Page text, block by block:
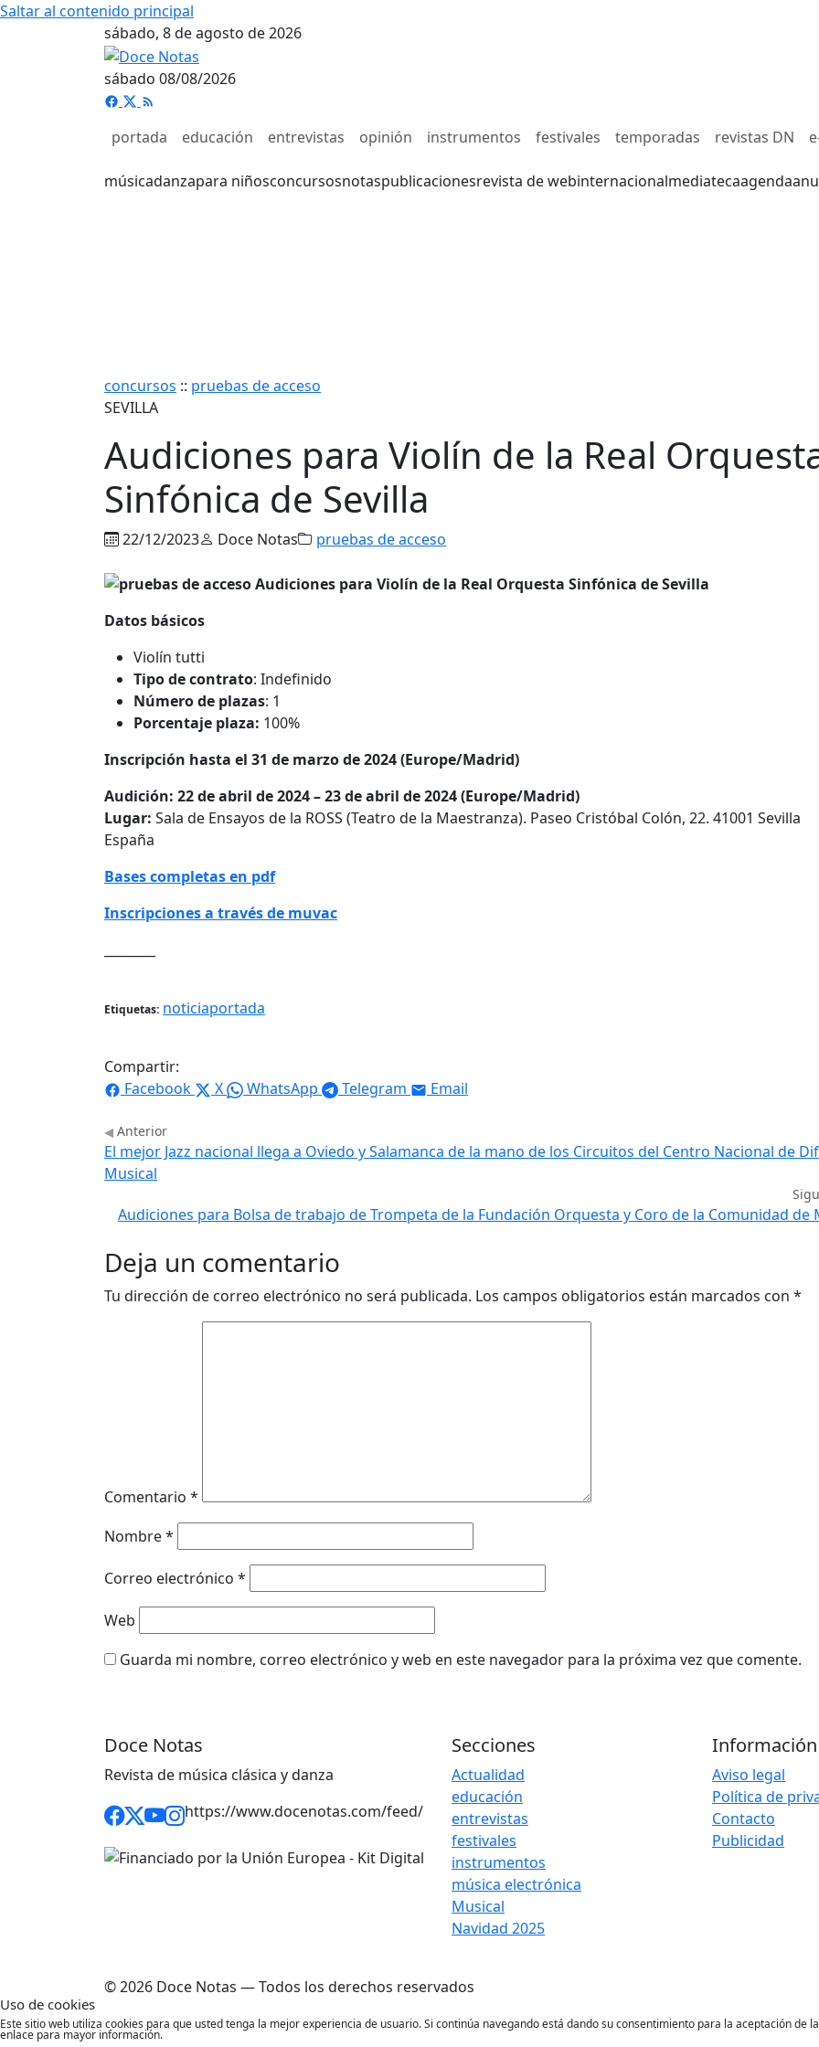
Saltar al contenido principal
sábado, 8 de agosto de 2026
sábado 08/08/2026
portada educación entrevistas opinión instrumentos festivales temporadas revistas DN
músicadanzapara niñosconcursosnotaspublicacionesrevista de webinternacionalmediatecaagenda
concursos :: pruebas de acceso
SEVILLA
Audiciones para Violín de la Real
Sinfónica de Sevilla
22/12/2023 Doce Notas pruebas de acceso
Datos básicos
Violín tutti
Tipo de contrato: Indefinido
Número de plazas: 1
Porcentaje plaza: 100%
Inscripción hasta el 31 de marzo de 2024 (Europe/Madrid)
Audición: 22 de abril de 2024 – 23 de abril de 2024 (Europe/Madrid)
Lugar: Sala de Ensayos de la ROSS (Teatro de la Maestranza). Paseo Cristóbal Colón, 22. 41001 Sevilla
España
Bases completas en pdf
Inscripciones a través de muvac
Etiquetas: noticiaportada
Compartir:
Facebook
X WhatsApp Telegram Email
Anterior
El mejor Jazz nacional llega a Oviedo y Salamanca de la mano de los Circuitos del Centro Nacional de
Musical
Audiciones para Bolsa de trabajo de Trompeta de la Fundación Orquesta y Coro de la Comunidad de
Deja un comentario
Tu dirección de correo electrónico no será publicada. Los campos obligatorios están marcados con *
Comentario *
Nombre*
Correo electrónico *
Web
Guarda mi nombre, correo electrónico y web en este navegador para la próxima vez que comente.
Doce Notas
Revista de música clásica y danza
https://www.docenotas.com/feed/
Secciones
Actualidad
educación
entrevistas
festivales
instrumentos
música electrónica
Musical
Navidad 2025
Información
Aviso legal
Política de
Contacto
Publicidad
© 2026 Doce Notas — Todos los derechos reservados
Uso de cookies
Este sitio web utiliza cookies para que usted tenga la mejor experiencia de usuario. Si continúa navegando está dando su consentimiento para la aceptación de
enlace para mayor información.